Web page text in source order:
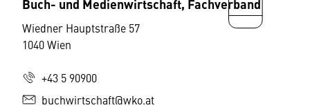
Wiedner Hauptstraße 57
1040 Wien
+43 5 90900
buchwirtschaft@wko.at